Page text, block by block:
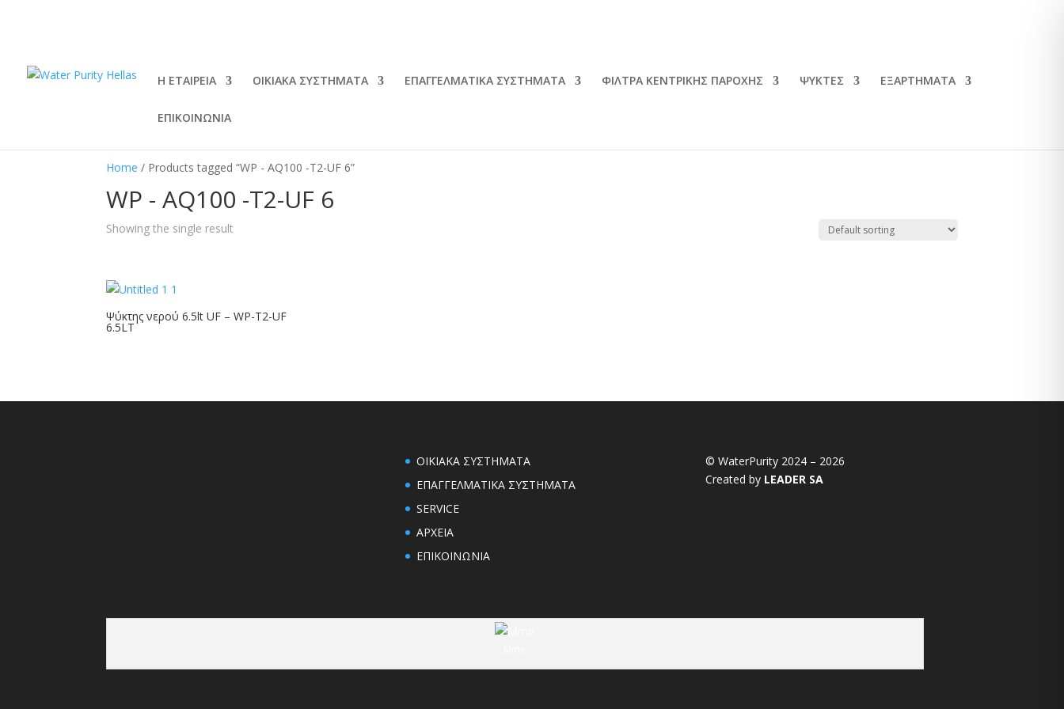
Η ΕΤΑΙΡΕΙΑ ΟΙΚΙΑΚΑ ΣΥΣΤΗΜΑΤΑ ΕΠΑΓΓΕΛΜΑΤΙΚΑ ΣΥΣΤΗΜΑΤΑ ΦΙΛΤΡΑ ΚΕΝΤΡΙΚΗΣ ΠΑΡΟΧΗΣ ΨΥΚΤΕΣ ΕΞΑΡΤΗΜΑΤΑ
ΕΠΙΚΟΙΝΩΝΙΑ
Home / Products tagged “WP - AQ100 -T2-UF 6”
WP - AQ100 -T2-UF 6
Showing the single result
Ψύκτης νερού 6.5lt UF – WP-T2-UF
6.5LT
ΟΙΚΙΑΚΑ ΣΥΣΤΗΜΑΤΑ
ΕΠΑΓΓΕΛΜΑΤΙΚΑ ΣΥΣΤΗΜΑΤΑ
SERVICE
ΑΡΧΕΙΑ
ΕΠΙΚΟΙΝΩΝΙΑ
© WaterPurity 2024 – 2026
Created by LEADER SA